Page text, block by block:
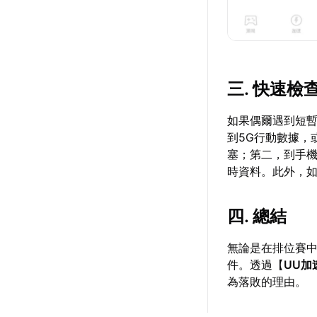
三. 快速檢
如果偶爾遇到短
到5G行動數據，
塞；第二，到手
時資料。此外，
四. 總結
無論是在排位賽
件。透過【UU加
為落敗的理由。